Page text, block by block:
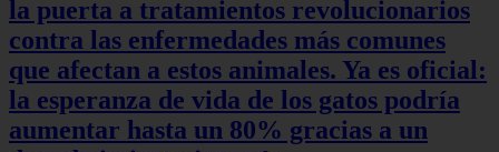
la puerta a tratamientos revolucionarios
contra las enfermedades más comunes
que afectan a estos animales. Ya es oficial:
la esperanza de vida de los gatos podría
aumentar hasta un 80% gracias a un